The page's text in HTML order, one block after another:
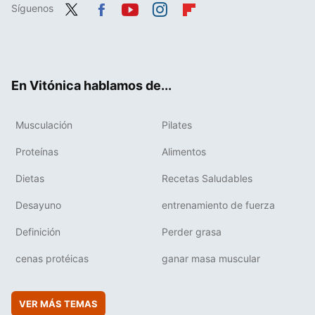
Síguenos
En Vitónica hablamos de...
Musculación Pilates
Proteínas Alimentos
Dietas Recetas Saludables
Desayuno entrenamiento de fuerza
Definición Perder grasa
cenas protéicas ganar masa muscular
VER MÁS TEMAS